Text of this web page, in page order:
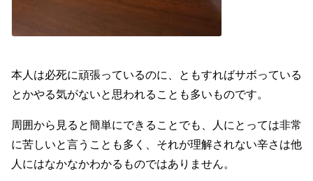
本人は必死に頑張っているのに、ともすればサボっている
とかやる気がないと思われることも多いものです。
周囲から見ると簡単にできることでも、人にとっては非常
に苦しいと言うことも多く、それが理解されない辛さは他
人にはなかなかわかるものではありません。